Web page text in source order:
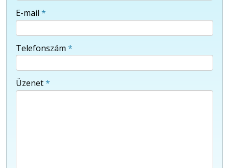
-
-
E-mail *
Telefonszám *
Üzenet*